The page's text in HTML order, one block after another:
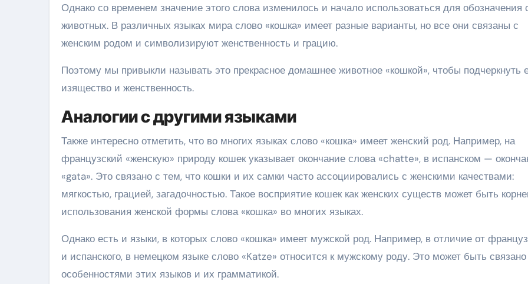
Однако со временем значение этого слова изменилось и начало использоваться для обозначения
животных. В различных языках мира слово «кошка» имеет разные варианты, но все они связаны с
женским родом и символизируют женственность и грацию.
Поэтому мы привыкли называть это прекрасное домашнее животное «кошкой», чтобы подчеркнуть
изящество и женственность.
Аналогии с другими языками
Также интересно отметить, что во многих языках слово «кошка» имеет женский род. Например, на
французский «женскую» природу кошек указывает окончание слова «chatte», в испанском —
«gata». Это связано с тем, что кошки и их самки часто ассоциировались с женскими качествами:
мягкостью, грацией, загадочностью. Такое восприятие кошек как женских существ может быть
использования женской формы слова «кошка» во многих языках.
Однако есть и языки, в которых слово «кошка» имеет мужской род. Например, в отличие от
и испанского, в немецком языке слово «Katze» относится к мужскому роду. Это может быть связано
особенностями этих языков и их грамматикой.